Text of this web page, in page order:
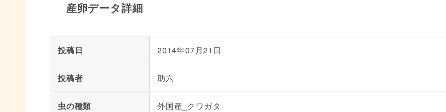
産卵データ詳細
投稿日 2014年07月21日
投稿者 助六
虫の種類 外国産_クワガタ